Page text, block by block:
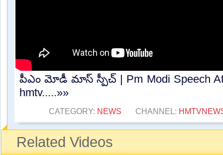
పీఎం మోడీ మాస్ స్పీచ్ | Pm Modi Speech At
hmtv.....»»
CATEGORY: NEWS CHANNEL:
Related Videos